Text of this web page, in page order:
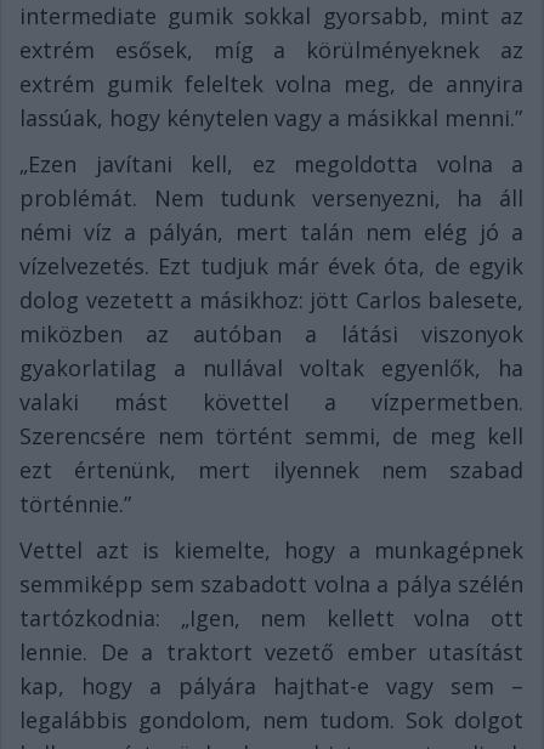
intermediate gumik sokkal gyorsabb, mint az
extrém esősek, míg a körülményeknek az
extrém gumik feleltek volna meg, de annyira
lassúak, hogy kénytelen vagy a másikkal menni.”
„Ezen javítani kell, ez megoldotta volna a
problémát. Nem tudunk versenyezni, ha áll
némi víz a pályán, mert talán nem elég jó a
vízelvezetés. Ezt tudjuk már évek óta, de egyik
dolog vezetett a másikhoz: jött Carlos balesete,
miközben az autóban a látási viszonyok
gyakorlatilag a nullával voltak egyenlők, ha
valaki mást követtel a vízpermetben.
Szerencsére nem történt semmi, de meg kell
ezt értenünk, mert ilyennek nem szabad
történnie.”
Vettel azt is kiemelte, hogy a munkagépnek
semmiképp sem szabadott volna a pálya szélén
tartózkodnia: „Igen, nem kellett volna ott
lennie. De a traktort vezető ember utasítást
kap, hogy a pályára hajthat-e vagy sem –
legalábbis gondolom, nem tudom. Sok dolgot